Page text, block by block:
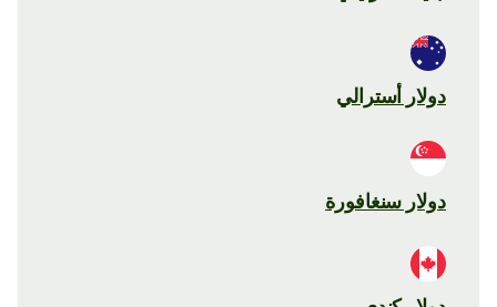
دولار أسترالي
دولار سنغافورة